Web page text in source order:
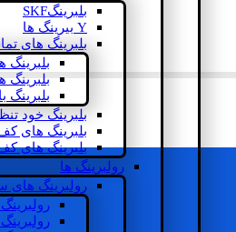
بلبرینگSKF
Y بیرینگ ها
بلبرینگ های
بلبرینگ
بلبرینگ
بلبرینگ خود
بلبرینگ های
بلبرینگ های
رولبرینگ ها
رولبرینگ های